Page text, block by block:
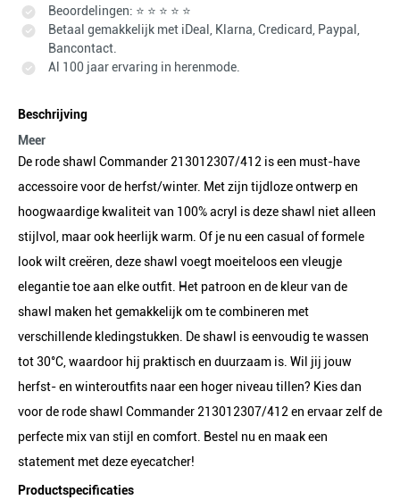
Beoordelingen: ⭐ ⭐ ⭐ ⭐ ⭐
Betaal gemakkelijk met iDeal, Klarna, Credicard, Paypal,
Bancontact.
Al 100 jaar ervaring in herenmode.
Beschrijving
Meer
De rode shawl Commander 213012307/412 is een must-have
accessoire voor de herfst/winter. Met zijn tijdloze ontwerp en
hoogwaardige kwaliteit van 100% acryl is deze shawl niet alleen
stijlvol, maar ook heerlijk warm. Of je nu een casual of formele
look wilt creëren, deze shawl voegt moeiteloos een vleugje
elegantie toe aan elke outfit. Het patroon en de kleur van de
shawl maken het gemakkelijk om te combineren met
verschillende kledingstukken. De shawl is eenvoudig te wassen
tot 30°C, waardoor hij praktisch en duurzaam is. Wil jij jouw
herfst- en winteroutfits naar een hoger niveau tillen? Kies dan
voor de rode shawl Commander 213012307/412 en ervaar zelf de
perfecte mix van stijl en comfort. Bestel nu en maak een
statement met deze eyecatcher!
Productspecificaties